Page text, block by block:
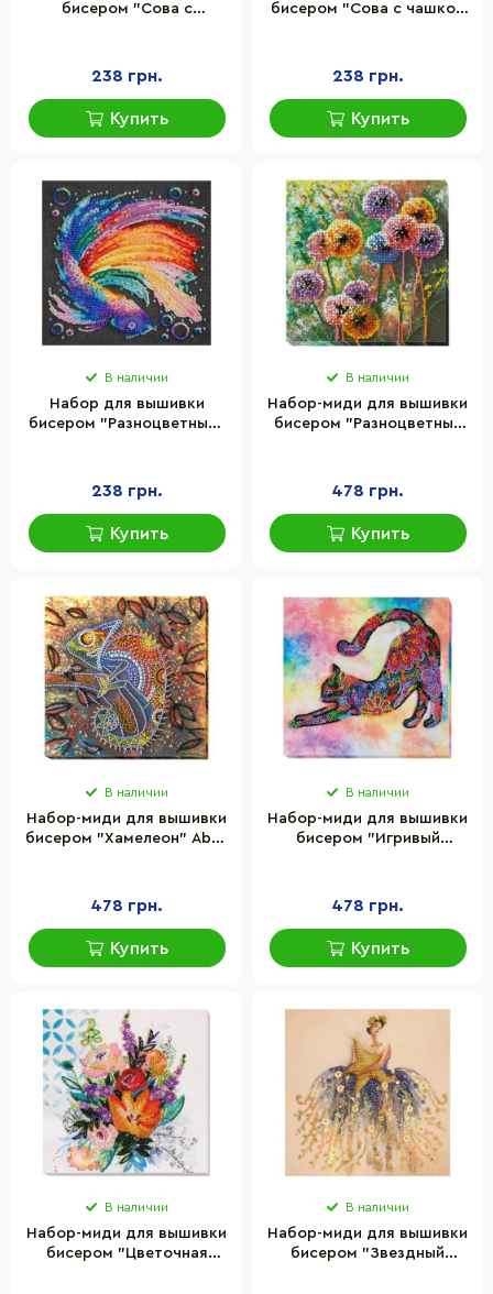
бисером "Сова с
238 грн.
Купить
бисером "Сова с чашкой
238 грн.
Купить
В наличии
Набор для вышивки
бисером "Разноцветный"
238 грн.
Купить
В наличии
Набор-миди для вышивки
бисером "Разноцветные
478 грн.
Купить
В наличии
Набор-миди для вышивки
бисером "Хамелеон" Abris
478 грн.
Купить
В наличии
Набор-миди для вышивки
бисером "Игривый
478 грн.
Купить
В наличии
Набор-миди для вышивки
бисером "Цветочная
В наличии
Набор-миди для вышивки
бисером "Звездный